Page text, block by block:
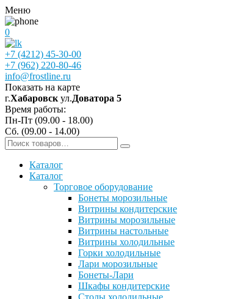
Меню
0
+7 (4212) 45-30-00
+7 (962) 220-80-46
info@frostline.ru
Показать на карте
г.Хабаровск ул.Доватора 5
Время работы:
Пн-Пт (09.00 - 18.00)
Сб. (09.00 - 14.00)
Каталог
Каталог
Торговое оборудование
Бонеты морозильные
Витрины кондитерские
Витрины морозильные
Витрины настольные
Витрины холодильные
Горки холодильные
Лари морозильные
Бонеты-Лари
Шкафы кондитерские
Столы холодильные